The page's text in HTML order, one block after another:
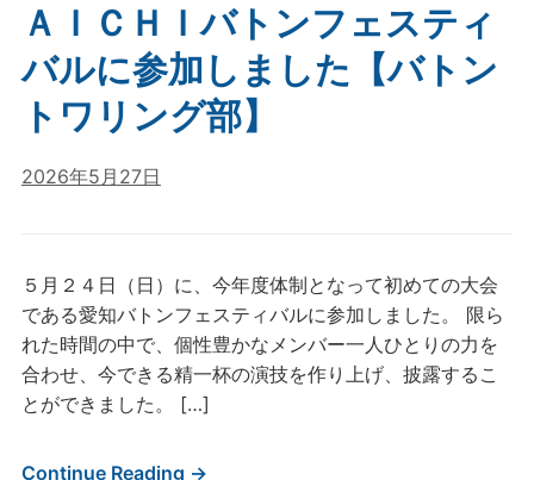
ＡＩＣＨＩバトンフェスティ
バルに参加しました【バトン
トワリング部】
2026年5月27日
５月２４日（日）に、今年度体制となって初めての大会
である愛知バトンフェスティバルに参加しました。 限ら
れた時間の中で、個性豊かなメンバー一人ひとりの力を
合わせ、今できる精一杯の演技を作り上げ、披露するこ
とができました。 […]
Continue Reading →